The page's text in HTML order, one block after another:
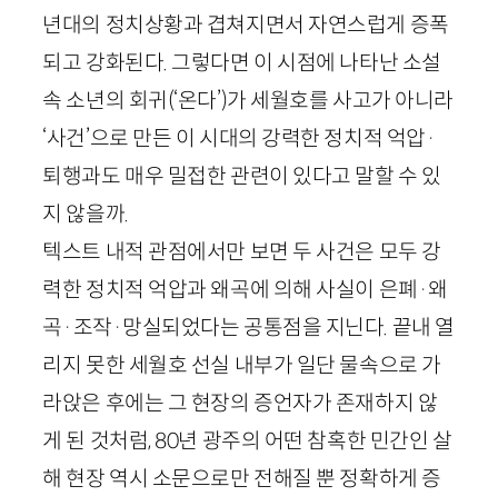
년대의 정치상황과 겹쳐지면서 자연스럽게 증폭
되고 강화된다. 그렇다면 이 시점에 나타난 소설
속 소년의 회귀(‘온다’)가 세월호를 사고가 아니라
‘사건’으로 만든 이 시대의 강력한 정치적 억압 ·
퇴행과도 매우 밀접한 관련이 있다고 말할 수 있
지 않을까.
텍스트 내적 관점에서만 보면 두 사건은 모두 강
력한 정치적 억압과 왜곡에 의해 사실이 은폐 ·왜
곡 · 조작 · 망실되었다는 공통점을 지닌다. 끝내 열
리지 못한 세월호 선실 내부가 일단 물속으로 가
라앉은 후에는 그 현장의 증언자가 존재하지 않
게 된 것처럼,80년 광주의 어떤 참혹한 민간인 살
해 현장 역시 소문으로만 전해질 뿐 정확하게 증